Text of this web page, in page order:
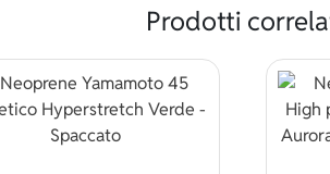
Prodotti